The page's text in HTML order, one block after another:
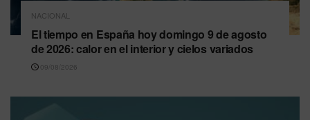
NACIONAL
El tiempo en España hoy domingo 9 de agosto
de 2026: calor en el interior y cielos variados
09/08/2026